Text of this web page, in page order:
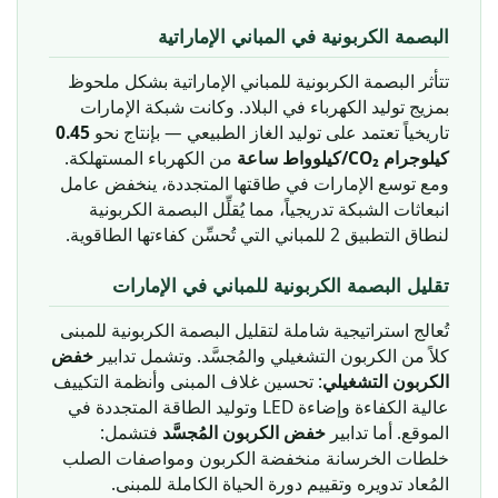
البصمة الكربونية في المباني الإماراتية
تتأثر البصمة الكربونية للمباني الإماراتية بشكل ملحوظ
بمزيج توليد الكهرباء في البلاد. وكانت شبكة الإمارات
تاريخياً تعتمد على توليد الغاز الطبيعي — بإنتاج نحو 0.45
كيلوجرام CO₂/كيلوواط ساعة
من الكهرباء المستهلكة.
ومع توسع الإمارات في طاقتها المتجددة، ينخفض عامل
انبعاثات الشبكة تدريجياً، مما يُقلِّل البصمة الكربونية
لنطاق التطبيق 2 للمباني التي تُحسِّن كفاءتها الطاقوية.
تقليل البصمة الكربونية للمباني في الإمارات
تُعالج استراتيجية شاملة لتقليل البصمة الكربونية للمبنى
كلاً من الكربون التشغيلي والمُجسَّد. وتشمل تدابير خفض
الكربون التشغيلي: تحسين غلاف المبنى وأنظمة التكييف
عالية الكفاءة وإضاءة LED وتوليد الطاقة المتجددة في
الموقع. أما تدابير خفض الكربون المُجسَّد فتشمل:
خلطات الخرسانة منخفضة الكربون ومواصفات الصلب
المُعاد تدويره وتقييم دورة الحياة الكاملة للمبنى.